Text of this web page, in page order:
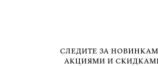
СЛЕДИТЕ ЗА
АКЦИЯМИ И